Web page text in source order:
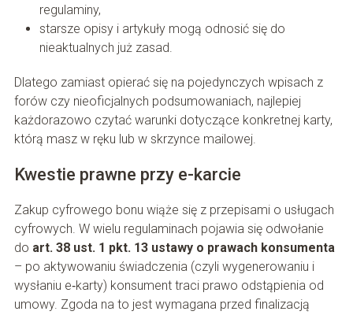
regulaminy,
starsze opisy i artykuły mogą odnosić się do
nieaktualnych już zasad.
Dlatego zamiast opierać się na pojedynczych wpisach z
forów czy nieoficjalnych podsumowaniach, najlepiej
każdorazowo czytać warunki dotyczące konkretnej karty,
którą masz w ręku lub w skrzynce mailowej.
Kwestie prawne przy e-karcie
Zakup cyfrowego bonu wiąże się z przepisami o usługach
cyfrowych. W wielu regulaminach pojawia się odwołanie
do art. 38 ust. 1 pkt. 13 ustawy o prawach konsumenta
– po aktywowaniu świadczenia (czyli wygenerowaniu i
wysłaniu e‑karty) konsument traci prawo odstąpienia od
umowy. Zgoda na to jest wymagana przed finalizacją